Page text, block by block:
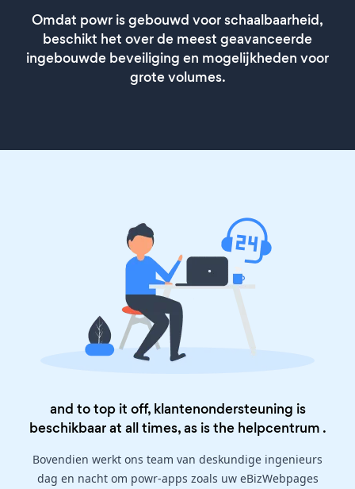
Omdat powr is gebouwd voor schaalbaarheid,
beschikt het over de meest geavanceerde
ingebouwde beveiliging en mogelijkheden voor
grote volumes.
and to top it off, klantenondersteuning is
beschikbaar at all times, as is the helpcentrum .
Bovendien werkt ons team van deskundige ingenieurs
dag en nacht om powr-apps zoals uw eBizWebpages